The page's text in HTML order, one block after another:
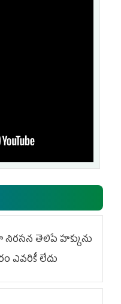
తెలిపే హక్కును
ఎవరికీ లేదు